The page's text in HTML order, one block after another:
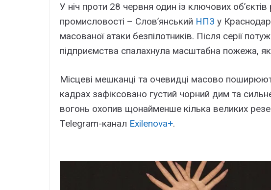
У ніч проти 28 червня один із ключових
промисловості – Слов’янський НПЗ у
масованої атаки безпілотників. Після серії
підприємства спалахнула масштабна пожежа,
Місцеві мешканці та очевидці масово
кадрах зафіксовано густий чорний дим та
вогонь охопив щонайменше кілька великих
Telegram-канал Exilenova+.